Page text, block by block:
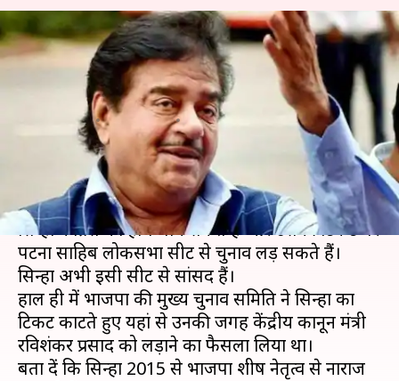
कांग्रेस की टिकट पर पटना साहिब से
चुनाव लड़ सकते हैं भाजपा के बागी
शत्रुघ्न सिन्हा
मुकुल तोमर Mar 20, 2019 04:45 pm
भाजपा के शीर्ष नेतृत्व से नाराज चल रहे सांसद शत्रुघ्न
सिन्हा कांग्रेस का हाथ थाम सकते हैं और उसकी टिकट पर
पटना साहिब लोकसभा सीट से चुनाव लड़ सकते हैं।
सिन्हा अभी इसी सीट से सांसद हैं।
हाल ही में भाजपा की मुख्य चुनाव समिति ने सिन्हा का
टिकट काटते हुए यहां से उनकी जगह केंद्रीय कानून मंत्री
रविशंकर प्रसाद को लड़ाने का फैसला लिया था।
बता दें कि सिन्हा 2015 से भाजपा शीर्ष नेतृत्व से नाराज